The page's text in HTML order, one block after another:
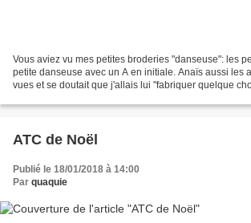
Vous aviez vu mes petites broderies "danseuse": les
petite danseuse avec un A en initiale. Anaïs aussi les
vues et se doutait que j'allais lui "fabriquer quelque
ATC de Noël
Publié le 18/01/2018 à 14:00
Par quaquie